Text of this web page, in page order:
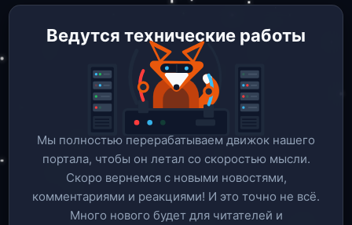
Ведутся технические работы
Мы полностью перерабатываем движок нашего
портала, чтобы он летал со скоростью мысли.
Скоро вернемся c новыми новостями,
комментариями и реакциями! И это точно не всё.
Много нового будет для читателей и